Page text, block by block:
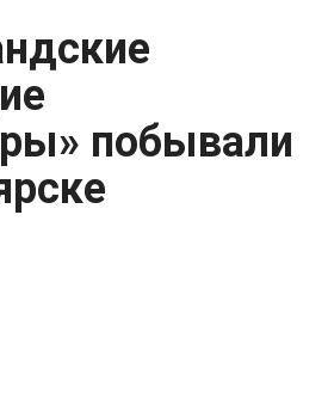
побывали